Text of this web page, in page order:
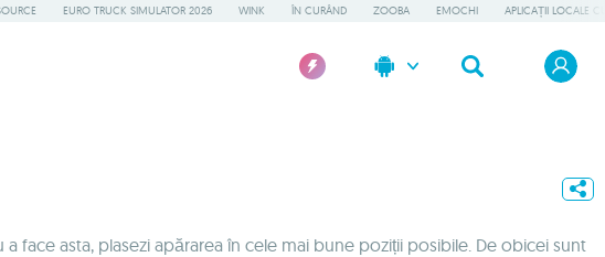
EURO TRUCK SIMULATOR 2026 WINK ÎN CURÂND ZOOBA EMOCHI APLICAȚII LOCALE
face asta, plasezi apărarea în cele mai bune poziții posibile. De obicei sunt